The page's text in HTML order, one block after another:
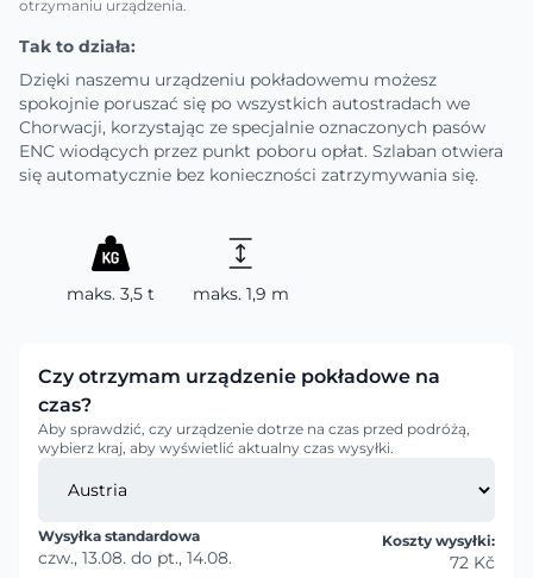
otrzymaniu urządzenia.
Tak to działa:
Dzięki naszemu urządzeniu pokładowemu możesz
spokojnie poruszać się po wszystkich autostradach we
Chorwacji, korzystając ze specjalnie oznaczonych pasów
ENC wiodących przez punkt poboru opłat. Szlaban otwiera
się automatycznie bez konieczności zatrzymywania się.
maks. 3,5 t maks. 1,9 m
Czy otrzymam urządzenie pokładowe na
czas?
Aby sprawdzić, czy urządzenie dotrze na czas przed podróżą,
wybierz kraj, aby wyświetlić aktualny czas wysyłki.
Wysyłka standardowa
czw., 13.08. do pt., 14.08.
Koszty wysyłki:
72 Kč